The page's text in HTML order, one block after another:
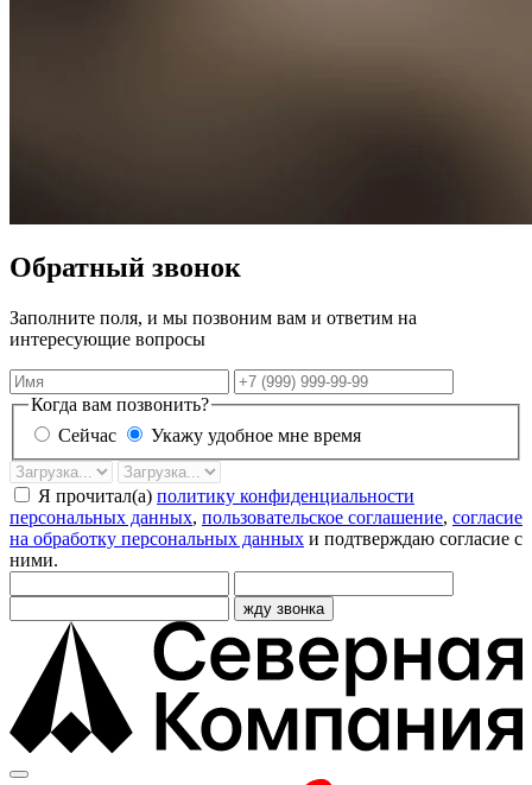
Обратный звонок
Заполните поля, и мы позвоним вам и ответим на
интересующие вопросы
Имя
Телефон
Когда вам позвонить?
Сейчас
Укажу удобное мне время
Дата
звонка
Время
Я прочитал(а) политику конфиденциальности
персональных данных, пользовательское соглашение, согласие
на обработку персональных данных и подтверждаю согласие с
ними.
жду звонка